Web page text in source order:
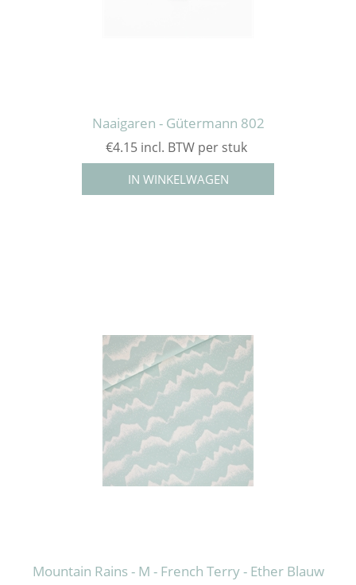
Naaigaren - Gütermann 802
€4.15 incl. BTW per stuk
Mountain Rains - M - French Terry - Ether Blauw